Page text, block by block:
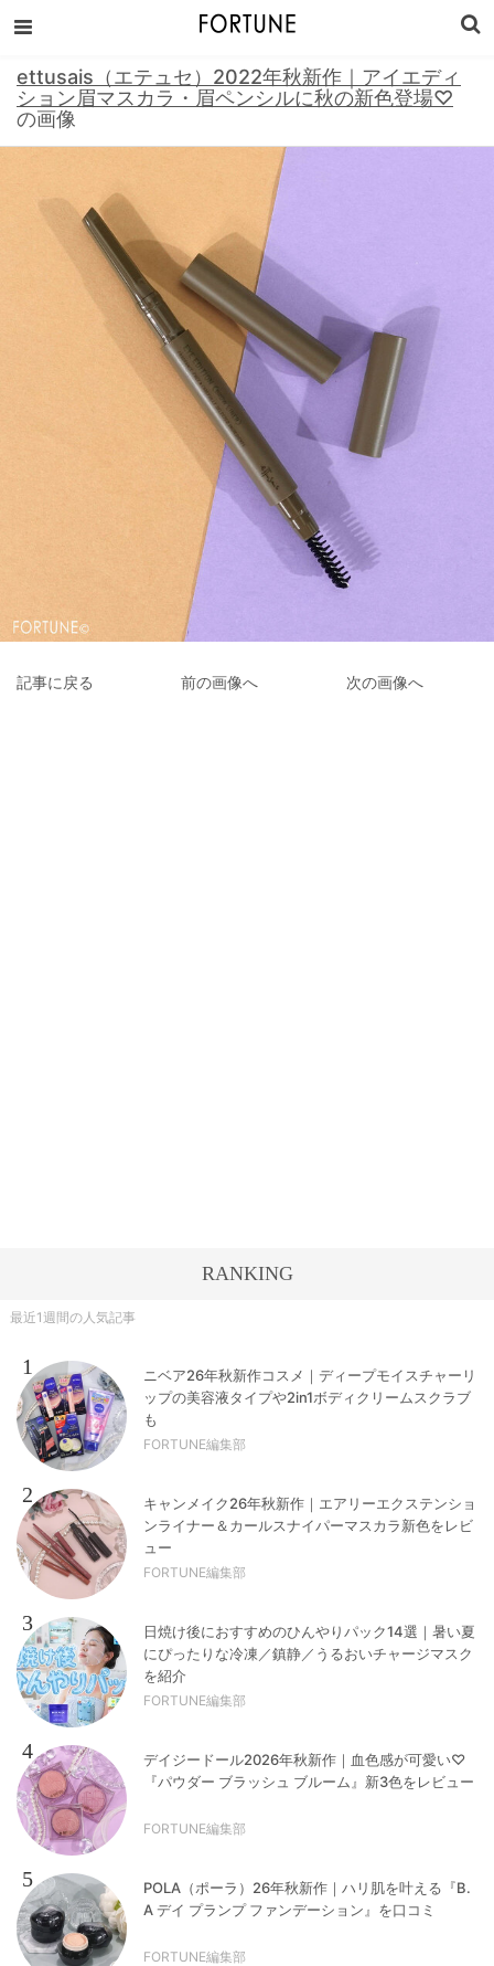
ettusais（エテュセ）2022年秋新作｜アイエディ
ション眉マスカラ・眉ペンシルに秋の新色登場♡
の画像
記事に戻る 前の画像へ 次の画像へ
RANKING
最近1週間の人気記事
1
ニベア26年秋新作コスメ｜ディープモイスチャーリ
ップの美容液タイプや2in1ボディクリームスクラブ
も
FORTUNE編集部
2
キャンメイク26年秋新作｜エアリーエクステンショ
ンライナー＆カールスナイパーマスカラ新色をレビ
ュー
FORTUNE編集部
3
日焼け後におすすめのひんやりパック14選｜暑い夏
にぴったりな冷凍／鎮静／うるおいチャージマスク
を紹介
FORTUNE編集部
4
デイジードール2026年秋新作｜血色感が可愛い♡
『パウダー ブラッシュ ブルーム』新3色をレビュー
FORTUNE編集部
5
POLA（ポーラ）26年秋新作｜ハリ肌を叶える『B.
A デイ プランプ ファンデーション』を口コミ
FORTUNE編集部